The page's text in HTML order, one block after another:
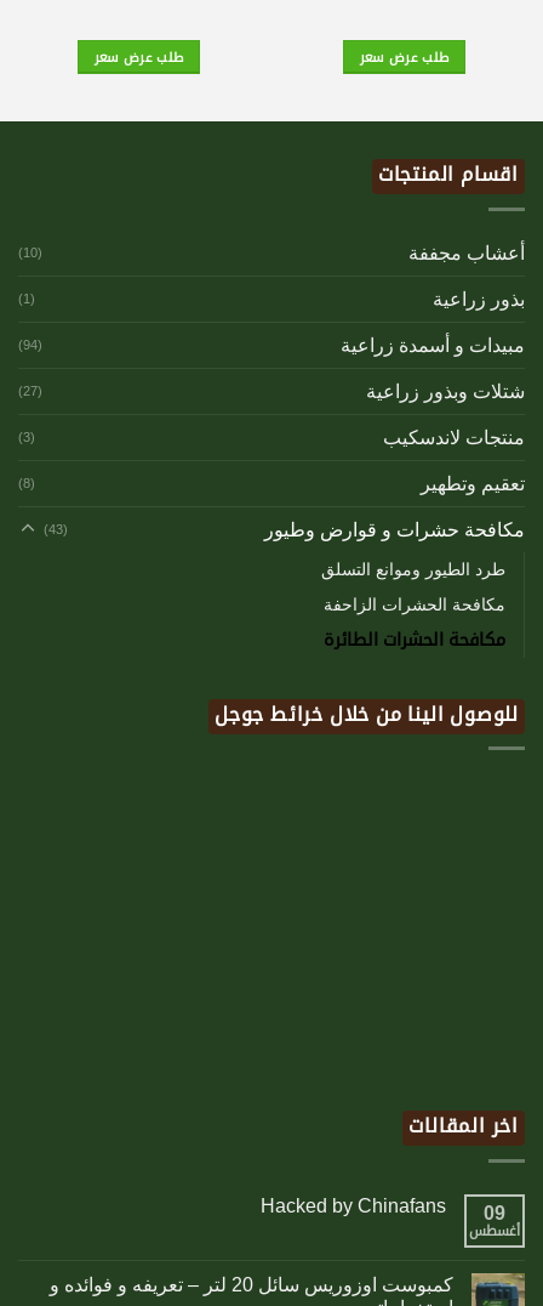
طلب عرض سعر طلب عرض سعر
اقسام المنتجات
أعشاب مجففة (10)
بذور زراعية (1)
مبيدات و أسمدة زراعية (94)
شتلات وبذور زراعية (27)
منتجات لاندسكيب (3)
تعقيم وتطهير (8)
مكافحة حشرات و قوارض وطيور (43)
طرد الطيور وموانع التسلق
مكافحة الحشرات الزاحفة
مكافحة الحشرات الطائرة
للوصول الينا من خلال خرائط جوجل
اخر المقالات
09
أغسطس
Hacked by Chinafans
كمبوست اوزوريس سائل 20 لتر – تعريفه و فوائده و